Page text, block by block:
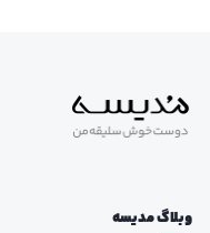
وبلاگ مدیسه